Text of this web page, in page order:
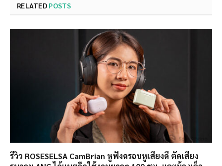
RELATED POSTS
รีวิว ROSESELSA CamBrian หูฟังครอบหูเสียงดี ตัดเสียง